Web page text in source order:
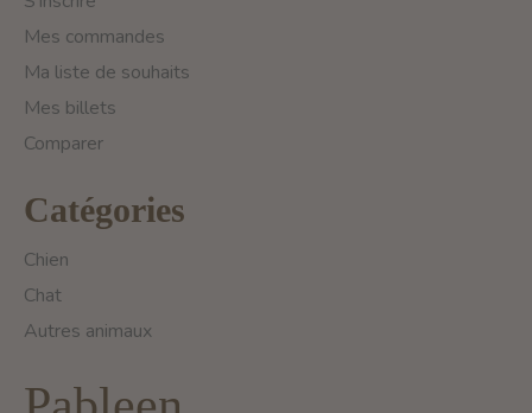
Mes commandes
Ma liste de souhaits
Mes billets
Comparer
Catégories
Chien
Chat
Autres animaux